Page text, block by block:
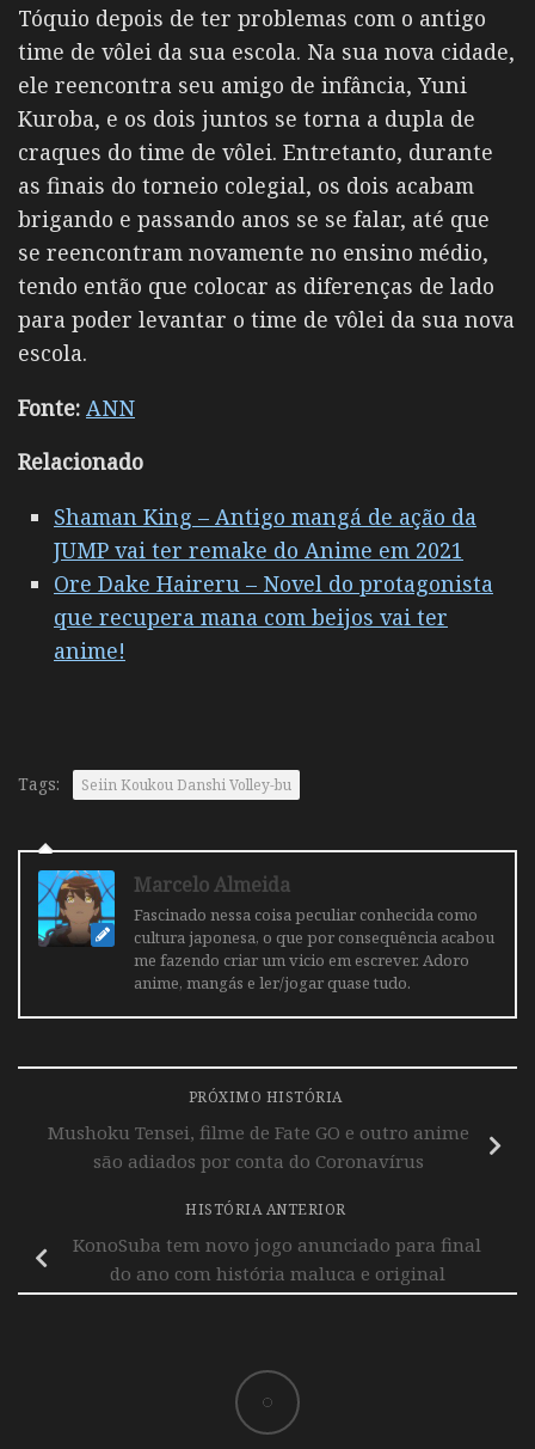
Tóquio depois de ter problemas com o antigo
time de vôlei da sua escola. Na sua nova cidade,
ele reencontra seu amigo de infância, Yuni
Kuroba, e os dois juntos se torna a dupla de
craques do time de vôlei. Entretanto, durante
as finais do torneio colegial, os dois acabam
brigando e passando anos se se falar, até que
se reencontram novamente no ensino médio,
tendo então que colocar as diferenças de lado
para poder levantar o time de vôlei da sua nova
escola.
Fonte: ANN
Relacionado
Shaman King – Antigo mangá de ação da
JUMP vai ter remake do Anime em 2021
Ore Dake Haireru – Novel do protagonista
que recupera mana com beijos vai ter
anime!
Tags: Seiin Koukou Danshi Volley-bu
Marcelo Almeida
Fascinado nessa coisa peculiar conhecida como
cultura japonesa, o que por consequência acabou
me fazendo criar um vicio em escrever. Adoro
anime, mangás e ler/jogar quase tudo.
PRÓXIMO HISTÓRIA
Mushoku Tensei, filme de Fate GO e outro anime
são adiados por conta do Coronavírus
HISTÓRIA ANTERIOR
KonoSuba tem novo jogo anunciado para final
do ano com história maluca e original